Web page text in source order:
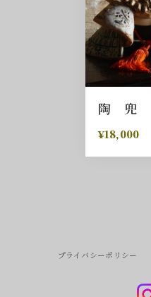
陶 兜
¥18,000
プライバシーポリシー